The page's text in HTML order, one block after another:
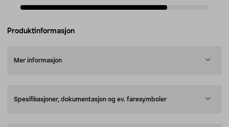
Produktinformasjon
Mer informasjon
Spesifikasjoner, dokumentasjon og ev. faresymboler